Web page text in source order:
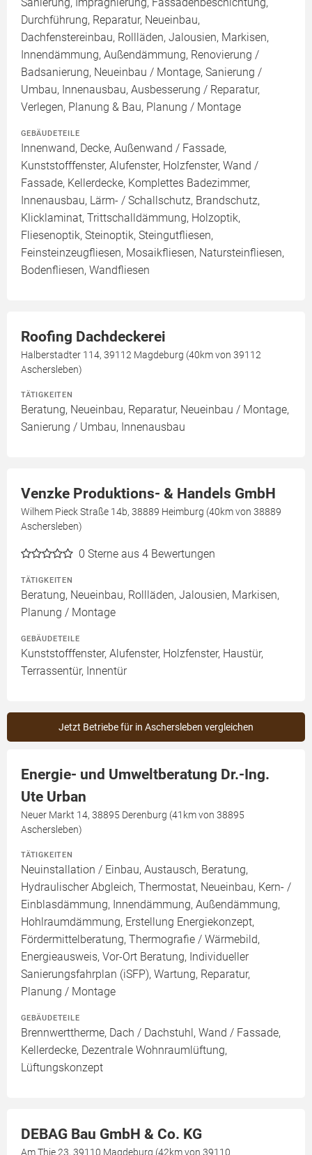
Durchführung, Reparatur, Neueinbau,
Dachfenstereinbau, Rollläden, Jalousien, Markisen,
Innendämmung, Außendämmung, Renovierung /
Badsanierung, Neueinbau / Montage, Sanierung /
Umbau, Innenausbau, Ausbesserung / Reparatur,
Verlegen, Planung & Bau, Planung / Montage
GEBÄUDETEILE
Innenwand, Decke, Außenwand / Fassade,
Kunststofffenster, Alufenster, Holzfenster, Wand /
Fassade, Kellerdecke, Komplettes Badezimmer,
Innenausbau, Lärm- / Schallschutz, Brandschutz,
Klicklaminat, Trittschalldämmung, Holzoptik,
Fliesenoptik, Steinoptik, Steingutfliesen,
Feinsteinzeugfliesen, Mosaikfliesen, Natursteinfliesen,
Bodenfliesen, Wandfliesen
Roofing Dachdeckerei
Halberstadter 114, 39112 Magdeburg (40km von 39112
Aschersleben)
TÄTIGKEITEN
Beratung, Neueinbau, Reparatur, Neueinbau / Montage,
Sanierung / Umbau, Innenausbau
Venzke Produktions- & Handels GmbH
Wilhem Pieck Straße 14b, 38889 Heimburg (40km von 38889
Aschersleben)
0 Sterne aus 4 Bewertungen
TÄTIGKEITEN
Beratung, Neueinbau, Rollläden, Jalousien, Markisen,
Planung / Montage
GEBÄUDETEILE
Kunststofffenster, Alufenster, Holzfenster, Haustür,
Terrassentür, Innentür
Jetzt Betriebe für in Aschersleben vergleichen
Energie- und Umweltberatung Dr.-Ing.
Ute Urban
Neuer Markt 14, 38895 Derenburg (41km von 38895
Aschersleben)
TÄTIGKEITEN
Neuinstallation / Einbau, Austausch, Beratung,
Hydraulischer Abgleich, Thermostat, Neueinbau, Kern- /
Einblasdämmung, Innendämmung, Außendämmung,
Hohlraumdämmung, Erstellung Energiekonzept,
Fördermittelberatung, Thermografie / Wärmebild,
Energieausweis, Vor-Ort Beratung, Individueller
Sanierungsfahrplan (iSFP), Wartung, Reparatur,
Planung / Montage
GEBÄUDETEILE
Brennwerttherme, Dach / Dachstuhl, Wand / Fassade,
Kellerdecke, Dezentrale Wohnraumlüftung,
Lüftungskonzept
DEBAG Bau GmbH & Co. KG
Am Thie 23, 39110 Magdeburg (42km von 39110